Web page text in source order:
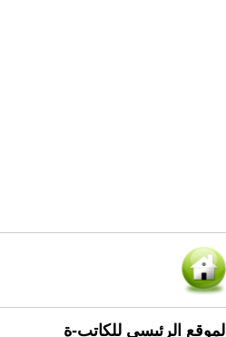
الموقع الرئيسي للكاتب-ة